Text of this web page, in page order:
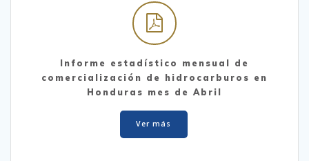
Informe estadístico mensual de
comercialización de hidrocarburos en
Honduras mes de Abril
Ver más